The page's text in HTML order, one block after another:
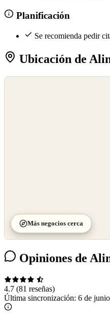
Planificación
Se recomienda pedir
Ubicación de
Más negocios cerca
Opiniones de
4.7 (81 reseñas)
Última sincronización: 6 de